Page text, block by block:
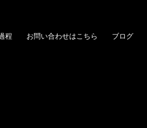
程 お問い合わせはこちら ブログ